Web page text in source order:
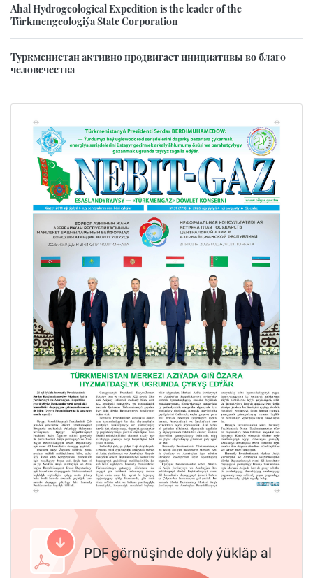
Ahal Hydrogeological Expedition is the leader of the
Türkmengeologiýa State Corporation
Туркменистан активно продвигает инициативы во благо
человечества
PDF görnüşinde doly ýükläp al